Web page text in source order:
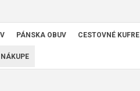
PÁNSKA OBUV CESTOVNÉ KUFRE